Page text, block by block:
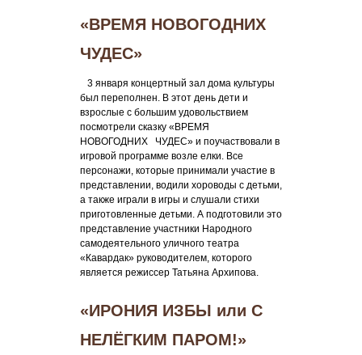
«ВРЕМЯ НОВОГОДНИХ
ЧУДЕС»
3 января концертный зал дома культуры
был переполнен. В этот день дети и
взрослые с большим удовольствием
посмотрели сказку «ВРЕМЯ
НОВОГОДНИХ ЧУДЕС» и поучаствовали в
игровой программе возле елки. Все
персонажи, которые принимали участие в
представлении, водили хороводы с детьми,
а также играли в игры и слушали стихи
приготовленные детьми. А подготовили это
представление участники Народного
самодеятельного уличного театра
«Кавардак» руководителем, которого
является режиссер Татьяна Архипова.
«ИРОНИЯ ИЗБЫ или С
НЕЛЁГКИМ ПАРОМ!»